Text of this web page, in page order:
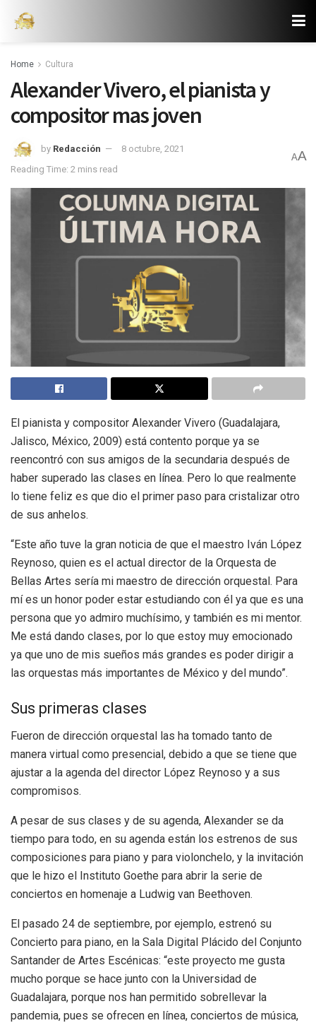
Home Cultura
Alexander Vivero, el pianista y
compositor mas joven
by Redacción
8 octubre, 2021
Reading Time: 2 mins read
AA
El pianista y compositor Alexander Vivero (Guadalajara,
Jalisco, México, 2009) está contento porque ya se
reencontró con sus amigos de la secundaria después de
haber superado las clases en línea. Pero lo que realmente
lo tiene feliz es que dio el primer paso para cristalizar otro
de sus anhelos.
“Este año tuve la gran noticia de que el maestro Iván López
Reynoso, quien es el actual director de la Orquesta de
Bellas Artes sería mi maestro de dirección orquestal. Para
mí es un honor poder estar estudiando con él ya que es una
persona que yo admiro muchísimo, y también es mi mentor.
Me está dando clases, por lo que estoy muy emocionado
ya que uno de mis sueños más grandes es poder dirigir a
las orquestas más importantes de México y del mundo”.
Sus primeras clases
Fueron de dirección orquestal las ha tomado tanto de
manera virtual como presencial, debido a que se tiene que
ajustar a la agenda del director López Reynoso y a sus
compromisos.
A pesar de sus clases y de su agenda, Alexander se da
tiempo para todo, en su agenda están los estrenos de sus
composiciones para piano y para violonchelo, y la invitación
que le hizo el Instituto Goethe para abrir la serie de
conciertos en homenaje a Ludwig van Beethoven.
El pasado 24 de septiembre, por ejemplo, estrenó su
Concierto para piano, en la Sala Digital Plácido del Conjunto
Santander de Artes Escénicas: “este proyecto me gusta
mucho porque se hace junto con la Universidad de
Guadalajara, porque nos han permitido sobrellevar la
pandemia, pues se ofrecen en línea, conciertos de música,